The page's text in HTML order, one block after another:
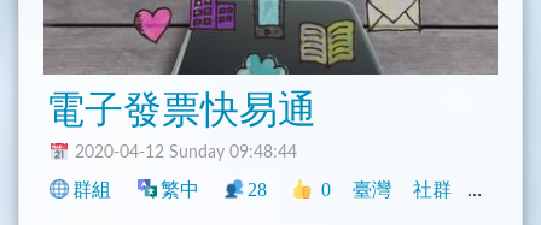
電子發票快易通
2020-04-12 Sunday 09:48:44
群組 繁中 28 0 臺灣 社群 閒聊